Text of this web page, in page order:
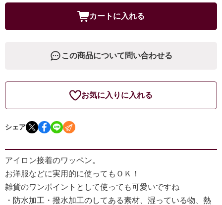
カートに入れる
この商品について問い合わせる
お気に入りに入れる
シェア
アイロン接着のワッペン。
お洋服などに実用的に使ってもＯＫ！
雑貨のワンポイントとして使っても可愛いですね
・防水加工・撥水加工のしてある素材、湿っている物、熱